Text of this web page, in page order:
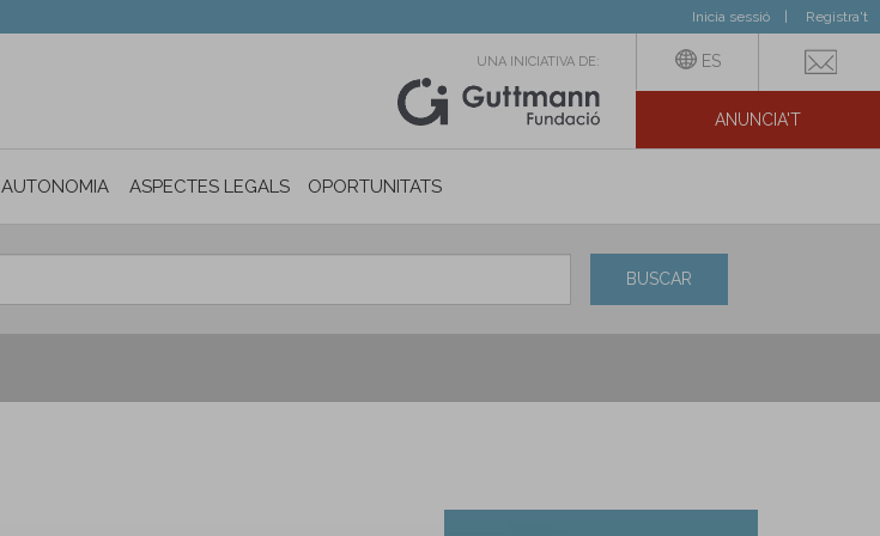
Inicia sessió Registra't
UNA INICIATIVA DE: ES
ANUNCIA'T
AUTONOMIA PERSONAL I INCLUSIÓ SOCIAL
ASPECTES LEGALS OPORTUNITATS
BUSCAR